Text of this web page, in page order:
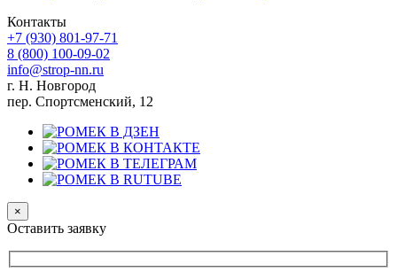
Контакты
+7 (930) 801-97-71
8 (800) 100-09-02
info@strop-nn.ru
г. Н. Новгород
пер. Спортсменский, 12
×
Оставить заявку